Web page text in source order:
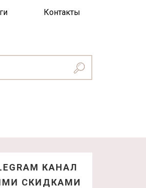
Контакты
КАНАЛ
СКИДКАМИ